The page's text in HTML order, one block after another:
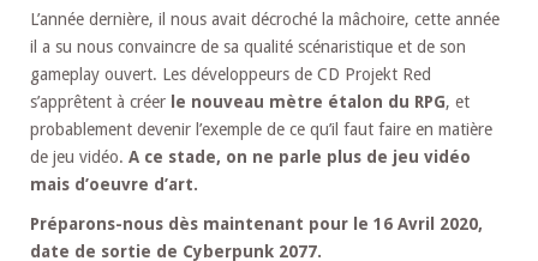
L’année dernière, il nous avait décroché la mâchoire, cette année
il a su nous convaincre de sa qualité scénaristique et de son
gameplay ouvert. Les développeurs de CD Projekt Red
s’apprêtent à créer le nouveau mètre étalon du RPG, et
probablement devenir l’exemple de ce qu’il faut faire en matière
de jeu vidéo. A ce stade, on ne parle plus de jeu vidéo
mais d’oeuvre d’art.
Préparons-nous dès maintenant pour le 16 Avril 2020,
date de sortie de Cyberpunk 2077.